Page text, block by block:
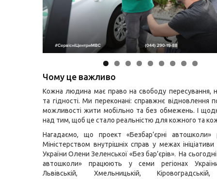
Чому це важливо
Кожна людина має право на свободу пересування,
та гідності. Ми переконані: справжнє відновлення
можливості жити мобільно та без обмежень. І
над тим, щоб це стало реальністю для кожного та
Нагадаємо, що проект «Безбар’єрні автошколи»
Міністерством внутрішніх справ у межах
України Олени Зеленської «Без бар’єрів».На сьогодні
автошколи» працюють у семи регіонах
Львівській, Хмельницькій,